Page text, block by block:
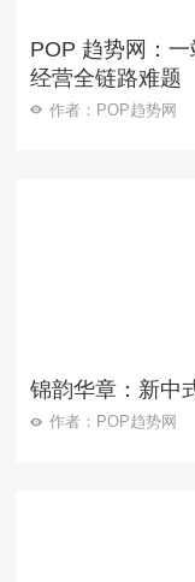
POP 趋势网：
经营全链路难题
作者：POP趋势网
锦韵华章：新中
作者：POP趋势网